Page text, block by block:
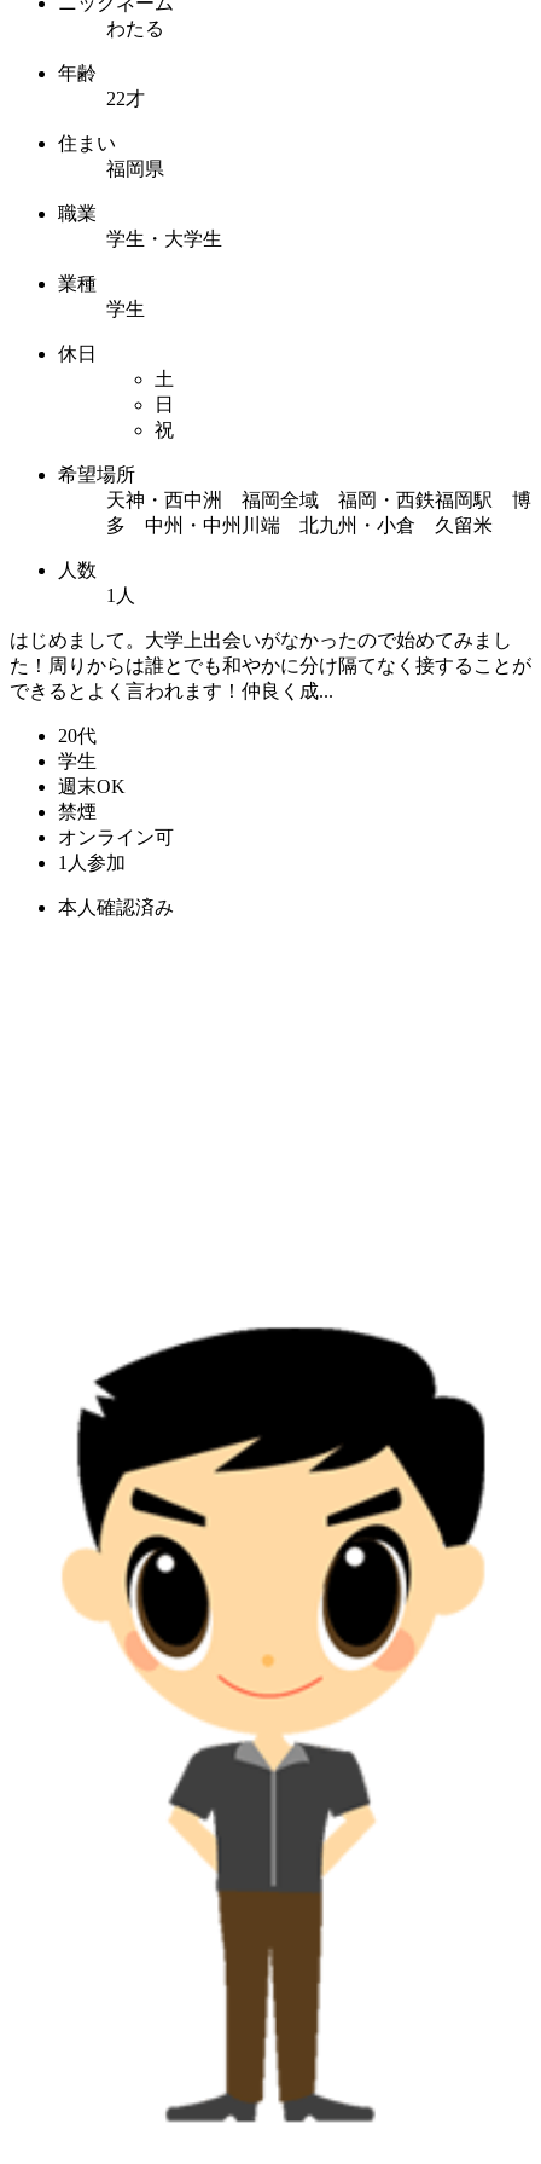
わたる
年齢
22才
住まい
福岡県
職業
学生・大学生
業種
学生
休日
土
日
祝
希望場所
天神・西中洲 福岡全域 福岡・西鉄福岡駅 博
多 中州・中州川端 北九州・小倉 久留米
人数
1人
はじめまして。大学上出会いがなかったので始めてみまし
た！周りからは誰とでも和やかに分け隔てなく接することが
できるとよく言われます！仲良く成...
20代
学生
週末OK
禁煙
オンライン可
1人参加
本人確認済み